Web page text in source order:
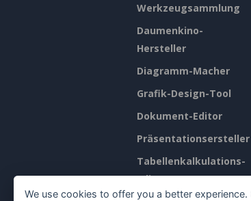
Werkzeugsammlung
Daumenkino-
Hersteller
Diagramm-Macher
Grafik-Design-Tool
Dokument-Editor
Präsentationsersteller
Tabellenkalkulations-
Editor
We use cookies to offer you a better experience.